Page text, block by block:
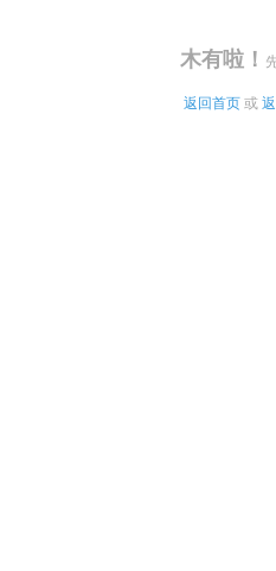
木有啦！
返回首页 或